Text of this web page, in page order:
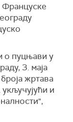
о пуцњави у
3. маја
жртава
и